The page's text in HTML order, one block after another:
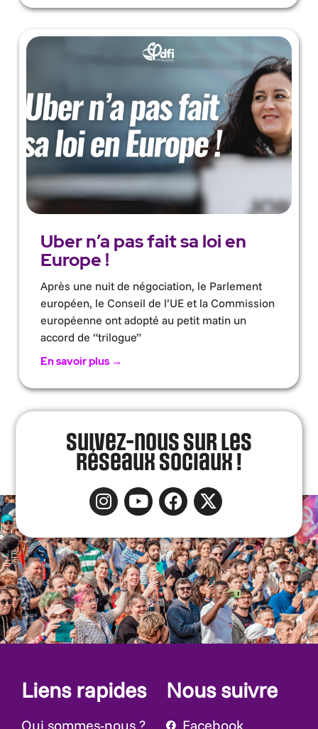
Uber n’a pas fait sa loi en
Europe !
Après une nuit de négociation, le Parlement
européen, le Conseil de l’UE et la Commission
européenne ont adopté au petit matin un
accord de “trilogue”
En savoir plus →
Suivez-nous sur les
réseaux sociaux !
Liens rapides
Qui sommes-nous ?
Nous suivre
Facebook